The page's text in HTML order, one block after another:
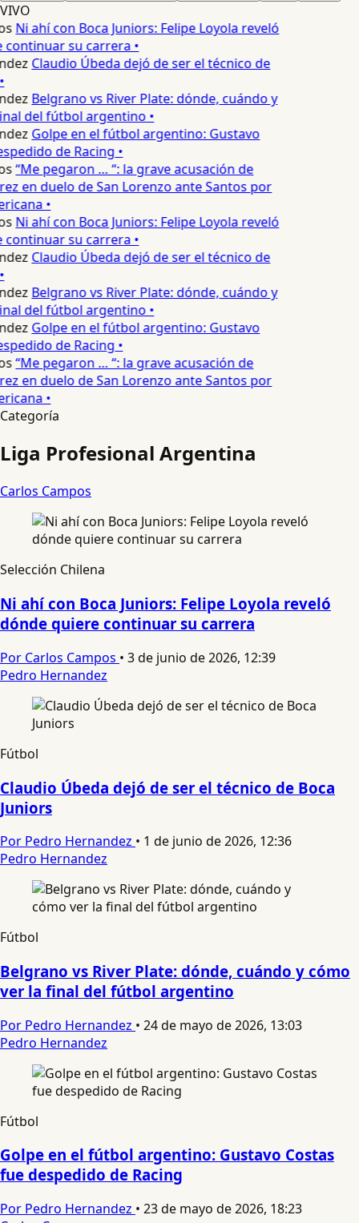
VIVO
Ni ahí con Boca Juniors: Felipe Loyola reveló
su carrera •
Claudio Úbeda dejó de ser el técnico de
Belgrano vs River Plate: dónde, cuándo y
del fútbol argentino •
Golpe en el fútbol argentino: Gustavo
de Racing •
“Me pegaron … “: la grave acusación de
en duelo de San Lorenzo ante Santos por
•
Ni ahí con Boca Juniors: Felipe Loyola reveló
su carrera •
Claudio Úbeda dejó de ser el técnico de
Belgrano vs River Plate: dónde, cuándo y
del fútbol argentino •
Golpe en el fútbol argentino: Gustavo
de Racing •
“Me pegaron … “: la grave acusación de
en duelo de San Lorenzo ante Santos por
•
Categoría
Liga Profesional Argentina
Carlos Campos
Selección Chilena
Ni ahí con Boca Juniors: Felipe Loyola reveló
dónde quiere continuar su carrera
Por Carlos Campos • 3 de junio de 2026, 12:39
Pedro Hernandez
Fútbol
Claudio Úbeda dejó de ser el técnico de Boca
Juniors
Por Pedro Hernandez • 1 de junio de 2026, 12:36
Pedro Hernandez
Fútbol
Belgrano vs River Plate: dónde, cuándo y cómo
ver la final del fútbol argentino
Por Pedro Hernandez • 24 de mayo de 2026, 13:03
Pedro Hernandez
Fútbol
Golpe en el fútbol argentino: Gustavo Costas
fue despedido de Racing
Por Pedro Hernandez • 23 de mayo de 2026, 18:23